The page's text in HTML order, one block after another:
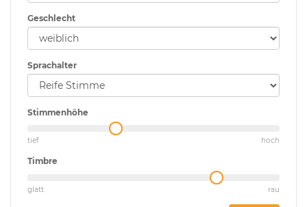
Geschlecht
Sprachalter
Stimmenhöhe
tief hoch
Timbre
glatt rau